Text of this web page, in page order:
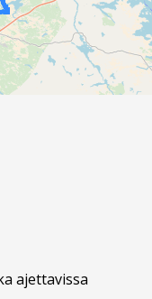
ajettavissa